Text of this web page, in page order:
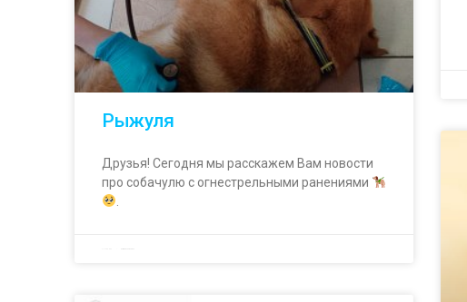
Рыжуля
Друзья! Сегодня мы расскажем Вам новости
про собачулю с огнестрельными ранениями